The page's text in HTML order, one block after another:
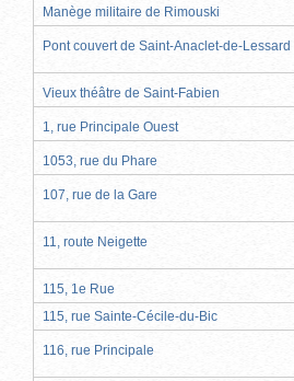
Manège militaire de Rimouski
Pont couvert de Saint-Anaclet-de-Lessard
Vieux théâtre de Saint-Fabien
1, rue Principale Ouest
1053, rue du Phare
107, rue de la Gare
11, route Neigette
115, 1e Rue
115, rue Sainte-Cécile-du-Bic
116, rue Principale